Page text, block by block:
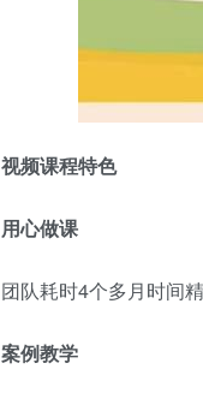
视频课程特色
用心做课
团队耗时4个多月时间
案例教学